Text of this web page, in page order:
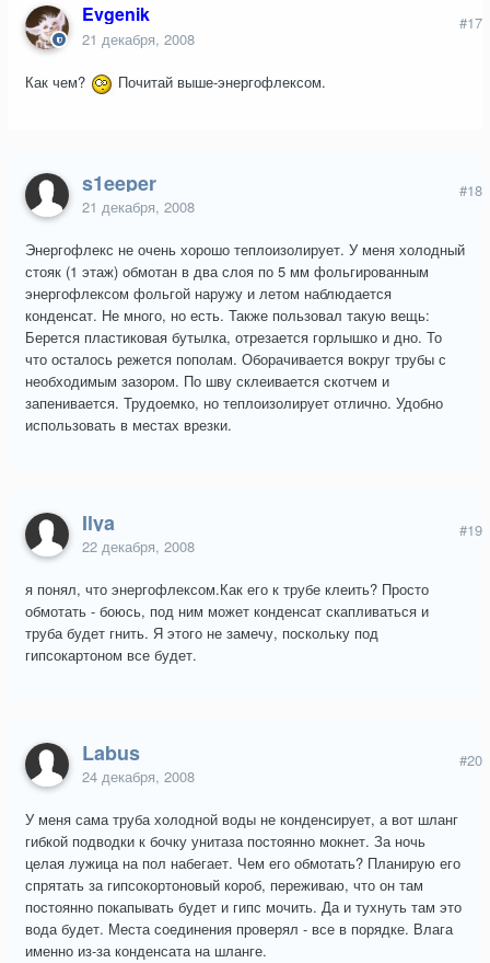
Evgenik
21 декабря, 2008
#17
Как чем? Почитай выше-энергофлексом.
s1eeper
21 декабря, 2008
#18
Энергофлекс не очень хорошо теплоизолирует. У меня холодный
стояк (1 этаж) обмотан в два слоя по 5 мм фольгированным
энергофлексом фольгой наружу и летом наблюдается
конденсат. Не много, но есть. Также пользовал такую вещь:
Берется пластиковая бутылка, отрезается горлышко и дно. То
что осталось режется пополам. Оборачивается вокруг трубы с
необходимым зазором. По шву склеивается скотчем и
запенивается. Трудоемко, но теплоизолирует отлично. Удобно
использовать в местах врезки.
Ilya
22 декабря, 2008
#19
я понял, что энергофлексом.Как его к трубе клеить? Просто
обмотать - боюсь, под ним может конденсат скапливаться и
труба будет гнить. Я этого не замечу, поскольку под
гипсокартоном все будет.
Labus
24 декабря, 2008
#20
У меня сама труба холодной воды не конденсирует, а вот шланг
гибкой подводки к бочку унитаза постоянно мокнет. За ночь
целая лужица на пол набегает. Чем его обмотать? Планирую его
спрятать за гипсокортоновый короб, переживаю, что он там
постоянно покапывать будет и гипс мочить. Да и тухнуть там это
вода будет. Места соединения проверял - все в порядке. Влага
именно из-за конденсата на шланге.